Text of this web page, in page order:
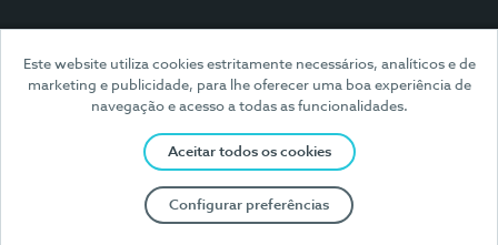
Este website utiliza cookies estritamente necessários, analíticos e de
marketing e publicidade, para lhe oferecer uma boa experiência de
navegação e acesso a todas as funcionalidades.
Aceitar todos os cookies
Configurar preferências